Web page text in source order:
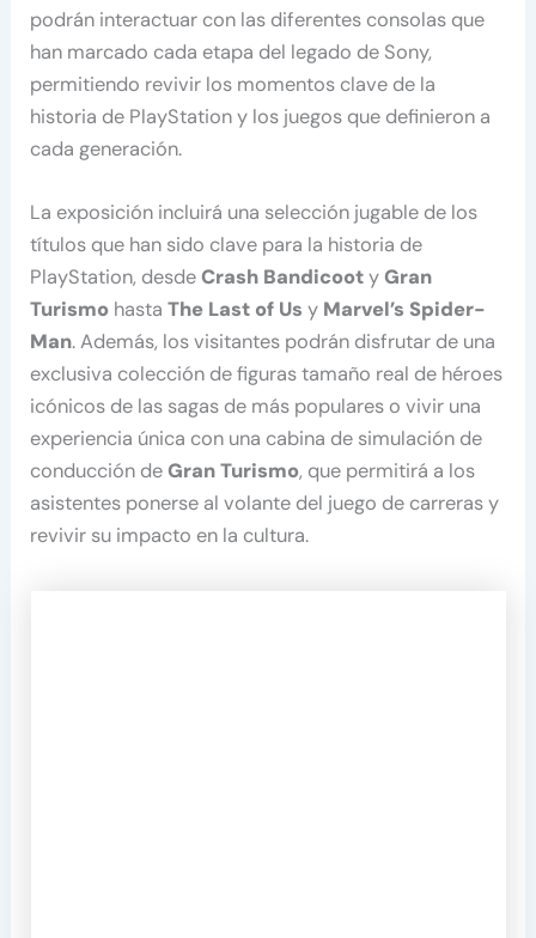
podrán interactuar con las diferentes consolas que
han marcado cada etapa del legado de Sony,
permitiendo revivir los momentos clave de la
historia de PlayStation y los juegos que definieron a
cada generación.
La exposición incluirá una selección jugable de los
títulos que han sido clave para la historia de
PlayStation, desdeCrash BandicootyGran
Turismo hastaThe Last of Us y Marvel’s Spider-
Man. Además, los visitantes podrán disfrutar de una
exclusiva colección de figuras tamaño real de héroes
icónicos de las sagas de más populares o vivir una
experiencia única con una cabina de simulación de
conducción deGran Turismo, que permitirá a los
asistentes ponerse al volante del juego de carreras y
revivir su impacto en la cultura.